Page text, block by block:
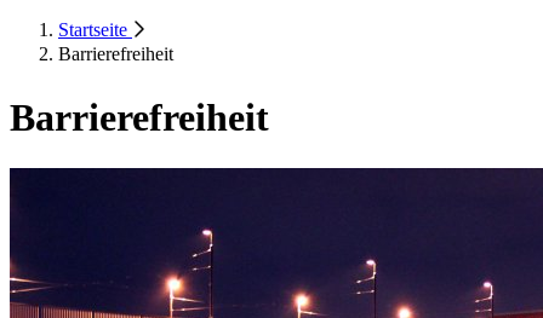
Startseite
Barrierefreiheit
Barrierefreiheit